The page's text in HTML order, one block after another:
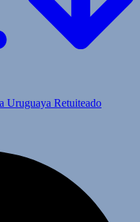
Uruguaya Retuiteado